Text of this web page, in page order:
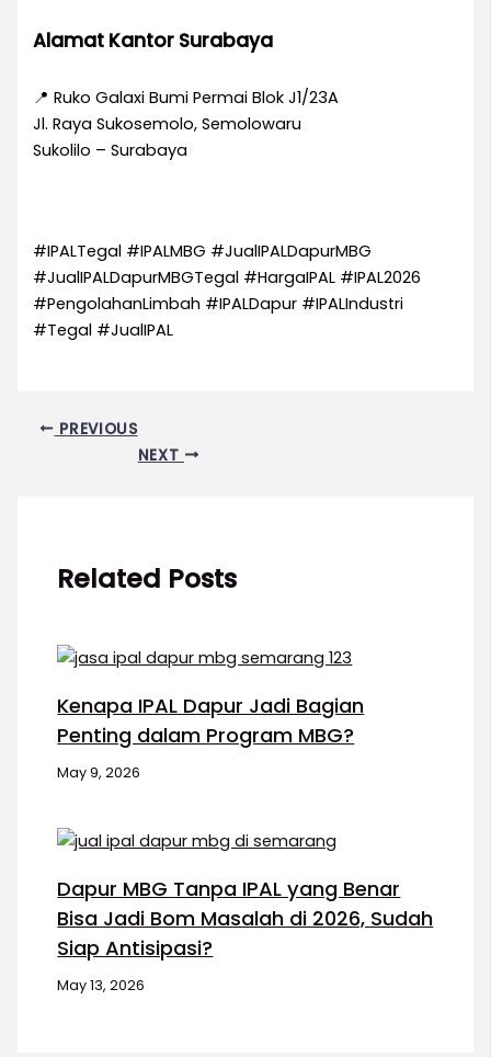
Alamat Kantor Surabaya
📍 Ruko Galaxi Bumi Permai Blok J1/23A
Jl. Raya Sukosemolo, Semolowaru
Sukolilo – Surabaya
#IPALTegal #IPALMBG #JualIPALDapurMBG
#JualIPALDapurMBGTegal #HargaIPAL #IPAL2026
#PengolahanLimbah #IPALDapur #IPALIndustri
#Tegal #JualIPAL
PREVIOUS
NEXT
Related Posts
Kenapa IPAL Dapur Jadi Bagian
Penting dalam Program MBG?
May 9, 2026
Dapur MBG Tanpa IPAL yang Benar
Bisa Jadi Bom Masalah di 2026, Sudah
Siap Antisipasi?
May 13, 2026